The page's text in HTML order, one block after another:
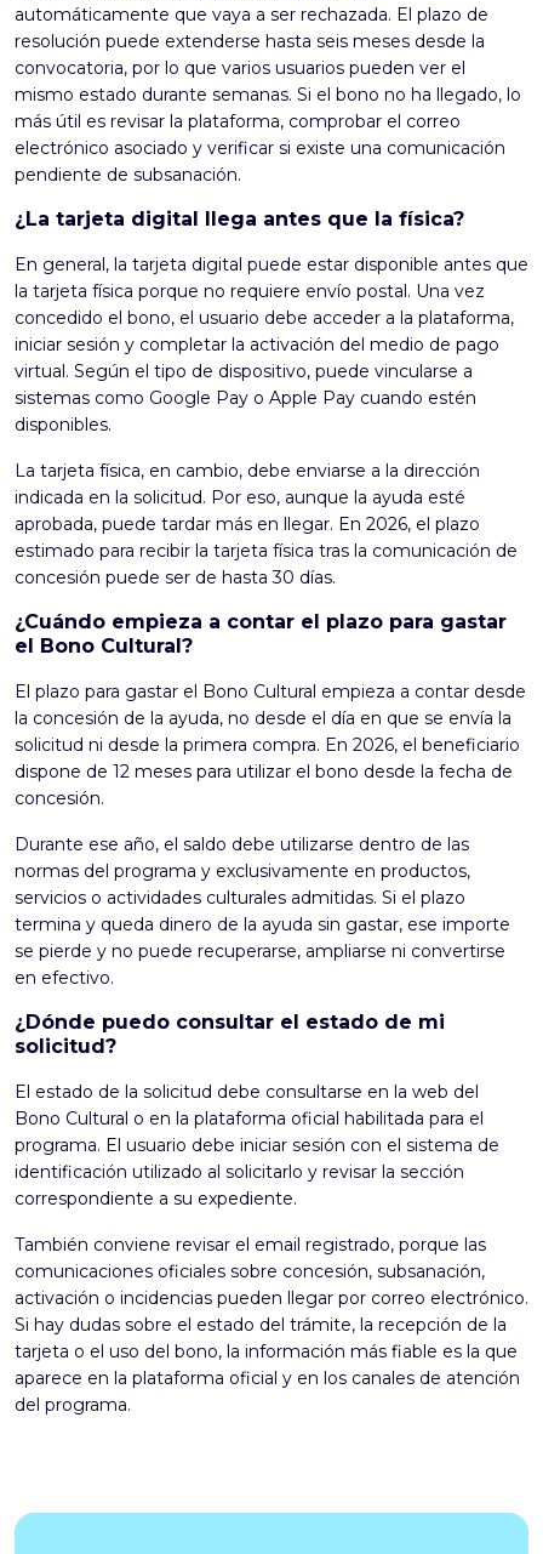
automáticamente que vaya a ser rechazada. El plazo de
resolución puede extenderse hasta seis meses desde la
convocatoria, por lo que varios usuarios pueden ver el
mismo estado durante semanas. Si el bono no ha llegado, lo
más útil es revisar la plataforma, comprobar el correo
electrónico asociado y verificar si existe una comunicación
pendiente de subsanación.
¿La tarjeta digital llega antes que la física?
En general, la tarjeta digital puede estar disponible antes que
la tarjeta física porque no requiere envío postal. Una vez
concedido el bono, el usuario debe acceder a la plataforma,
iniciar sesión y completar la activación del medio de pago
virtual. Según el tipo de dispositivo, puede vincularse a
sistemas como Google Pay o Apple Pay cuando estén
disponibles.
La tarjeta física, en cambio, debe enviarse a la dirección
indicada en la solicitud. Por eso, aunque la ayuda esté
aprobada, puede tardar más en llegar. En 2026, el plazo
estimado para recibir la tarjeta física tras la comunicación de
concesión puede ser de hasta 30 días.
¿Cuándo empieza a contar el plazo para gastar
el Bono Cultural?
El plazo para gastar el Bono Cultural empieza a contar desde
la concesión de la ayuda, no desde el día en que se envía la
solicitud ni desde la primera compra. En 2026, el beneficiario
dispone de 12 meses para utilizar el bono desde la fecha de
concesión.
Durante ese año, el saldo debe utilizarse dentro de las
normas del programa y exclusivamente en productos,
servicios o actividades culturales admitidas. Si el plazo
termina y queda dinero de la ayuda sin gastar, ese importe
se pierde y no puede recuperarse, ampliarse ni convertirse
en efectivo.
¿Dónde puedo consultar el estado de mi
solicitud?
El estado de la solicitud debe consultarse en la web del
Bono Cultural o en la plataforma oficial habilitada para el
programa. El usuario debe iniciar sesión con el sistema de
identificación utilizado al solicitarlo y revisar la sección
correspondiente a su expediente.
También conviene revisar el email registrado, porque las
comunicaciones oficiales sobre concesión, subsanación,
activación o incidencias pueden llegar por correo electrónico.
Si hay dudas sobre el estado del trámite, la recepción de la
tarjeta o el uso del bono, la información más fiable es la que
aparece en la plataforma oficial y en los canales de atención
del programa.